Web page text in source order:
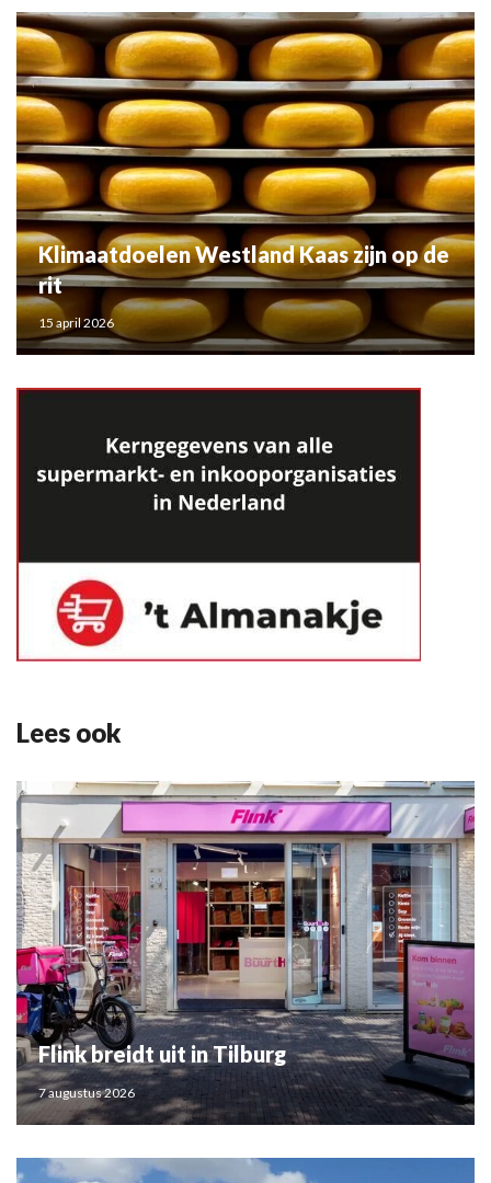
Klimaatdoelen Westland Kaas zijn op de
rit
15 april 2026
Lees ook
Flink breidt uit in Tilburg
7 augustus 2026